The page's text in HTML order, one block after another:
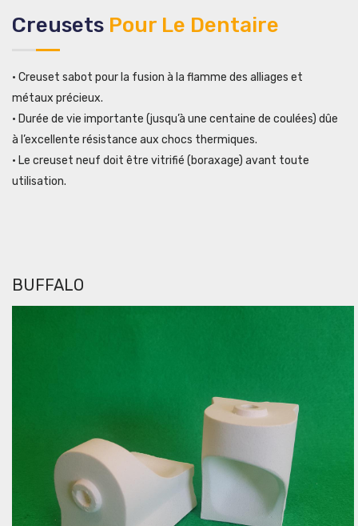
Creusets Pour Le Dentaire
• Creuset sabot pour la fusion à la flamme des alliages et
métaux précieux.
• Durée de vie importante (jusqu’à une centaine de coulées) dûe
à l’excellente résistance aux chocs thermiques.
• Le creuset neuf doit être vitrifié (boraxage) avant toute
utilisation.
BUFFALO